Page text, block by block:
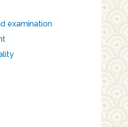
examination